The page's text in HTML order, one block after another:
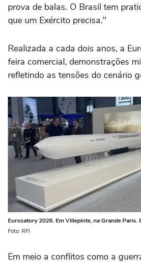
prova de balas. O Brasil tem
que um Exército precisa."
Realizada a cada dois anos, a
feira comercial, demonstrações
refletindo as tensões do cenário
Eurosatory 2026. Em Villepinte, na Grande Paris.
Foto: RFI
Em meio a conflitos como a